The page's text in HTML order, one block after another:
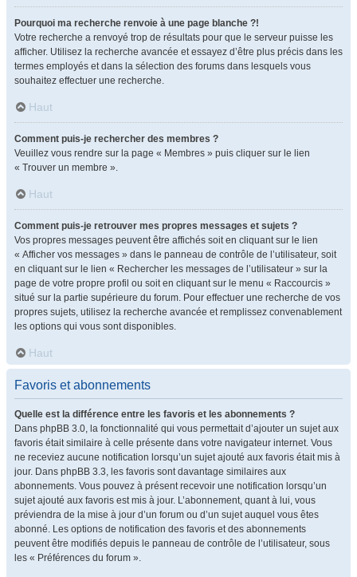
Pourquoi ma recherche renvoie à une page blanche ?!
Votre recherche a renvoyé trop de résultats pour que le serveur puisse les
afficher. Utilisez la recherche avancée et essayez d’être plus précis dans les
termes employés et dans la sélection des forums dans lesquels vous
souhaitez effectuer une recherche.
Haut
Comment puis-je rechercher des membres ?
Veuillez vous rendre sur la page « Membres » puis cliquer sur le lien
« Trouver un membre ».
Haut
Comment puis-je retrouver mes propres messages et sujets ?
Vos propres messages peuvent être affichés soit en cliquant sur le lien
« Afficher vos messages » dans le panneau de contrôle de l’utilisateur, soit
en cliquant sur le lien « Rechercher les messages de l’utilisateur » sur la
page de votre propre profil ou soit en cliquant sur le menu « Raccourcis »
situé sur la partie supérieure du forum. Pour effectuer une recherche de vos
propres sujets, utilisez la recherche avancée et remplissez convenablement
les options qui vous sont disponibles.
Haut
Favoris et abonnements
Quelle est la différence entre les favoris et les abonnements ?
Dans phpBB 3.0, la fonctionnalité qui vous permettait d’ajouter un sujet aux
favoris était similaire à celle présente dans votre navigateur internet. Vous
ne receviez aucune notification lorsqu’un sujet ajouté aux favoris était mis à
jour. Dans phpBB 3.3, les favoris sont davantage similaires aux
abonnements. Vous pouvez à présent recevoir une notification lorsqu’un
sujet ajouté aux favoris est mis à jour. L’abonnement, quant à lui, vous
préviendra de la mise à jour d’un forum ou d’un sujet auquel vous êtes
abonné. Les options de notification des favoris et des abonnements
peuvent être modifiés depuis le panneau de contrôle de l’utilisateur, sous
les « Préférences du forum ».